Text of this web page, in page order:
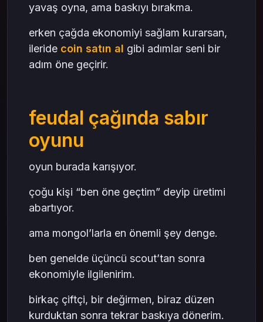
yavaş oyna, ama baskıyı bırakma.
erken çağda ekonomiyi sağlam kurarsan,
ileride coin satın al gibi adımlar seni bir
adım öne geçirir.
feudal çağında sabır
oyunu
oyun burada karışıyor.
çoğu kişi “ben öne geçtim” deyip üretimi
abartıyor.
ama mongol’larla en önemli şey denge.
ben genelde üçüncü scout’tan sonra
ekonomiyle ilgilenirim.
birkaç çiftçi, bir değirmen, biraz düzen
kurduktan sonra tekrar baskıya dönerim.